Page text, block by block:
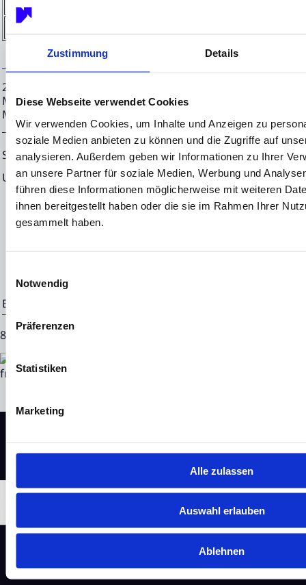
Zustimmung Details
Diese Webseite verwendet Cookies
Wir verwenden Cookies, um Inhalte und Anzeigen zu
soziale Medien anbieten zu können und die Zugriffe auf
analysieren. Außerdem geben wir Informationen zu Ihrer
an unsere Partner für soziale Medien, Werbung und
führen diese Informationen möglicherweise mit weiteren
ihnen bereitgestellt haben oder die sie im Rahmen Ihrer
gesammelt haben.
Notwendig
Präferenzen
Statistiken
Marketing
Alle zulassen
Auswahl erlauben
Ablehnen
Name:
28.02.2024 CET/CEST Die EQS Distributionsservices
Meldepflichten, Corporate News/Finanznachrichten und
Medienarchiv unter https://eqs-news.com
Sprache:
Deutsch
Unternehmen:
NEON EQUITY AG
Mörfelder Landstraße
Ende der Mitteilung
89901 28.02.2024 CET/CEST